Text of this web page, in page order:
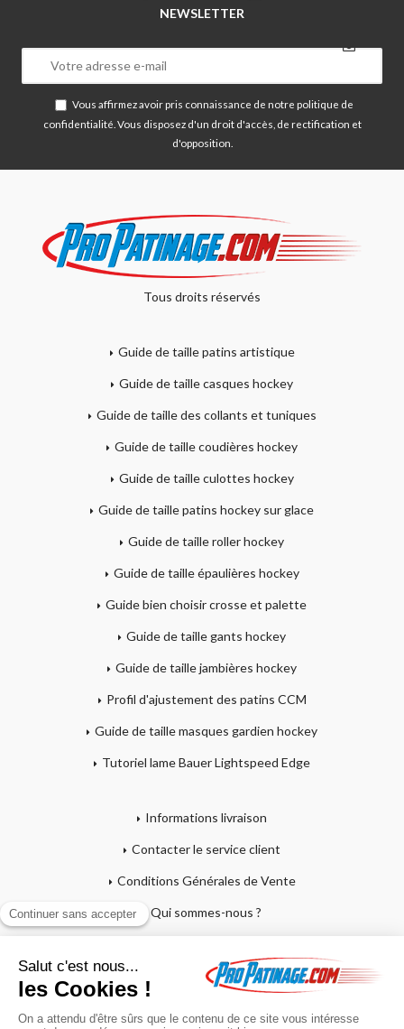
NEWSLETTER
Vous affirmez avoir pris connaissance de notre politique de
confidentialité . Vous disposez d'un droit d'accès, de rectification et
d'opposition.
Tous droits réservés
Guide de taille patins artistique
Guide de taille casques hockey
Guide de taille des collants et tuniques
Guide de taille coudières hockey
Guide de taille culottes hockey
Guide de taille patins hockey sur glace
Guide de taille roller hockey
Guide de taille épaulières hockey
Guide bien choisir crosse et palette
Guide de taille gants hockey
Guide de taille jambières hockey
Profil d'ajustement des patins CCM
Guide de taille masques gardien hockey
Tutoriel lame Bauer Lightspeed Edge
Informations livraison
Contacter le service client
Conditions Générales de Vente
Qui sommes-nous ?
Mon compte